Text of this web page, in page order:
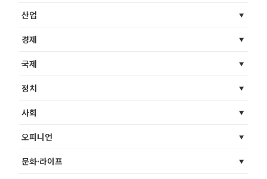
산업
경제
국제
정치
사회
오피니언
문화·라이프